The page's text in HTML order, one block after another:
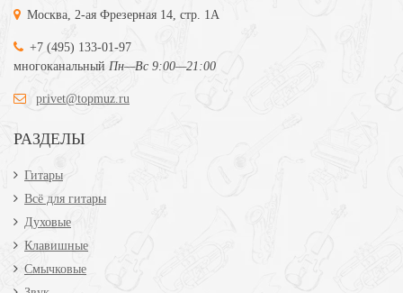
Москва, 2-ая Фрезерная 14, стр. 1А
+7 (495) 133-01-97
многоканальный Пн—Вс 9:00—21:00
privet@topmuz.ru
РАЗДЕЛЫ
Гитары
Всё для гитары
Духовые
Клавишные
Смычковые